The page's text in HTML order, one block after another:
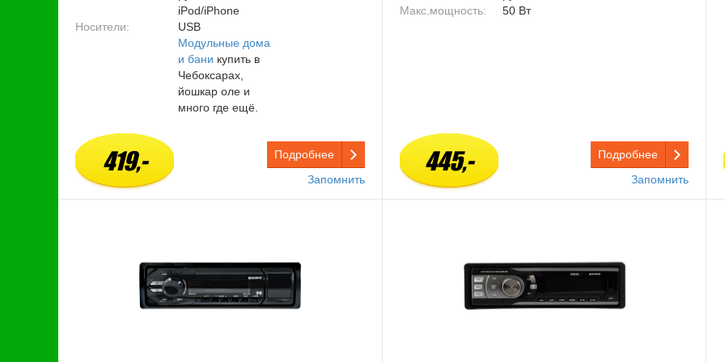
iPod/iPhone
Носители:
USB
Модульные дома
и бани купить в
Чебоксарах,
йошкар оле и
много где ещё.
419,-
Подробнее
Запомнить
Макс.мощность:
50 Вт
445,-
Подробнее
Запомнить